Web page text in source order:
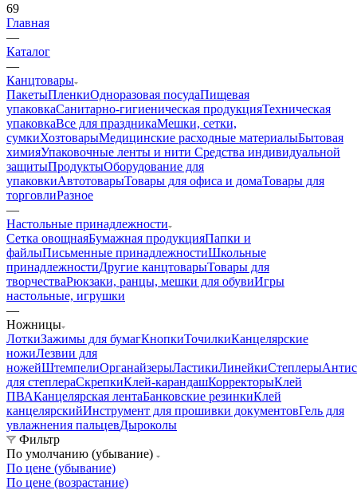
69
Главная
—
Каталог
—
Канцтовары
ПакетыПленкиОдноразовая посудаПищевая
упаковкаСанитарно-гигиеническая продукцияТехническая
упаковкаВсе для праздникаМешки, сетки,
сумкиХозтоварыМедицинские расходные материалыБытовая
химияУпаковочные ленты и нити Средства индивидуальной
защитыПродуктыОборудование для
упаковкиАвтотоварыТовары для офиса и домаТовары для
торговлиРазное
—
Настольные принадлежности
Сетка овощнаяБумажная продукцияПапки и
файлыПисьменные принадлежностиШкольные
принадлежностиДругие канцтоварыТовары для
творчестваРюкзаки, ранцы, мешки для обувиИгры
настольные, игрушки
—
Ножницы
ЛоткиЗажимы для бумагКнопкиТочилкиКанцелярские
ножиЛезвии для
ножейШтемпелиОрганайзерыЛастикиЛинейкиСтеплеры
для степлераСкрепкиКлей-карандашКорректорыКлей
ПВАКанцелярская лентаБанковские резинкиКлей
канцелярскийИнструмент для прошивки документовГель для
увлажнения пальцевДыроколы
Фильтр
По умолчанию (убывание)
По цене (убывание)
По цене (возрастание)